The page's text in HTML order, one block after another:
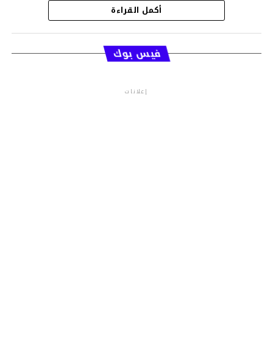
قسم الاخبار
أكمل القراءة
فيس بوك
إعلانات